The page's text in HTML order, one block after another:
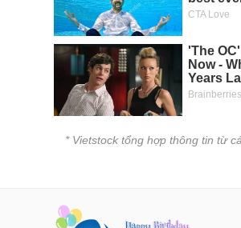
* Vietstock tổng hợp thông tin từ